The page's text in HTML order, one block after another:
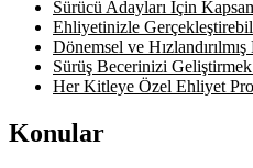
Sürücü Adayları İçin
Ehliyetinizle
Dönemsel ve
Sürüş Becerinizi
Her Kitleye Özel Ehliyet
Konular